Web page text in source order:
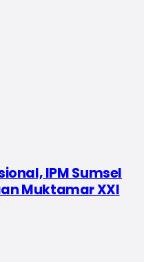
IPM Sumsel
Muktamar XXI